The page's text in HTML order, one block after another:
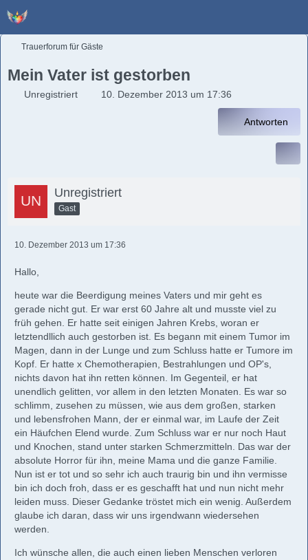
Trauerforum für Gäste
Mein Vater ist gestorben
Unregistriert 10. Dezember 2013 um 17:36
Antworten
Unregistriert
Gast
10. Dezember 2013 um 17:36
Hallo,
heute war die Beerdigung meines Vaters und mir geht es
gerade nicht gut. Er war erst 60 Jahre alt und musste viel zu
früh gehen. Er hatte seit einigen Jahren Krebs, woran er
letztendllich auch gestorben ist. Es begann mit einem Tumor im
Magen, dann in der Lunge und zum Schluss hatte er Tumore im
Kopf. Er hatte x Chemotherapien, Bestrahlungen und OP's,
nichts davon hat ihn retten können. Im Gegenteil, er hat
unendlich gelitten, vor allem in den letzten Monaten. Es war so
schlimm, zusehen zu müssen, wie aus dem großen, starken
und lebensfrohen Mann, der er einmal war, im Laufe der Zeit
ein Häufchen Elend wurde. Zum Schluss war er nur noch Haut
und Knochen, stand unter starken Schmerzmitteln. Das war der
absolute Horror für ihn, meine Mama und die ganze Familie.
Nun ist er tot und so sehr ich auch traurig bin und ihn vermisse
bin ich doch froh, dass er es geschafft hat und nun nicht mehr
leiden muss. Dieser Gedanke tröstet mich ein wenig. Außerdem
glaube ich daran, dass wir uns irgendwann wiedersehen
werden.
Ich wünsche allen, die auch einen lieben Menschen verloren